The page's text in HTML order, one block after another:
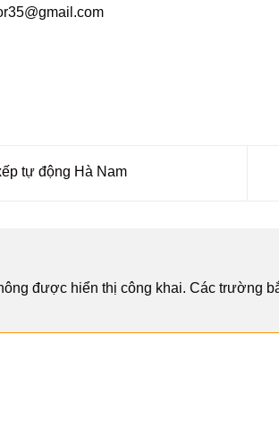
tự động Hà Nam
được hiển thị công khai. Các trường